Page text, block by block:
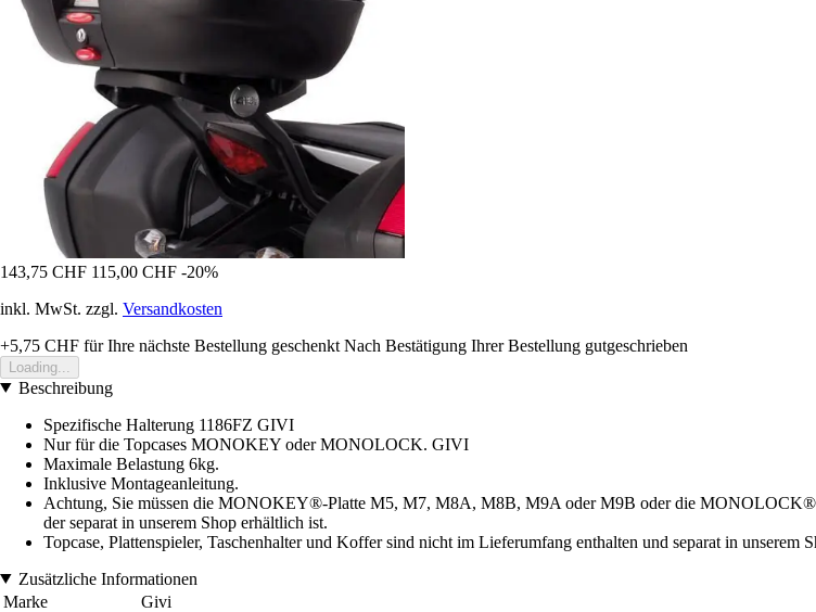
143,75 CHF 115,00 CHF -20%
inkl. MwSt. zzgl. Versandkosten
+5,75 CHF für Ihre nächste Bestellung geschenkt Nach Bestätigung Ihrer Bestellung gutgeschrieben
Loading...
Beschreibung
Spezifische Halterung 1186FZ GIVI
Nur für die Topcases MONOKEY oder MONOLOCK. GIVI
Maximale Belastung 6kg.
Inklusive Montageanleitung.
Achtung, Sie müssen die MONOKEY®-Platte M5, M7, M8A, M8B, M9A oder M9B oder die
der separat in unserem Shop erhältlich ist.
Topcase, Plattenspieler, Taschenhalter und Koffer sind nicht im Lieferumfang enthalten und separat in unserem
Zusätzliche Informationen
Marke
Givi